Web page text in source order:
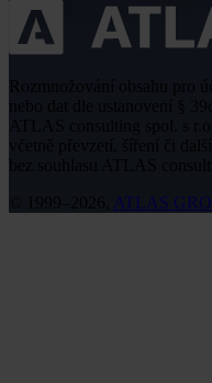
včetně převzetí, šíření či
ATLAS